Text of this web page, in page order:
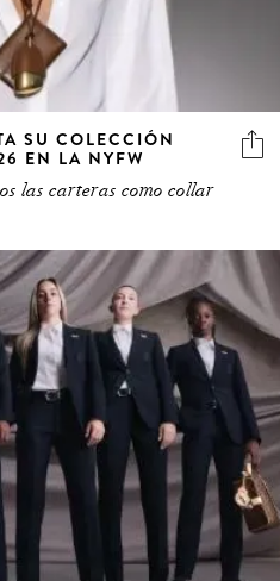
SU COLECCIÓN
EN LA NYFW
las carteras como collar